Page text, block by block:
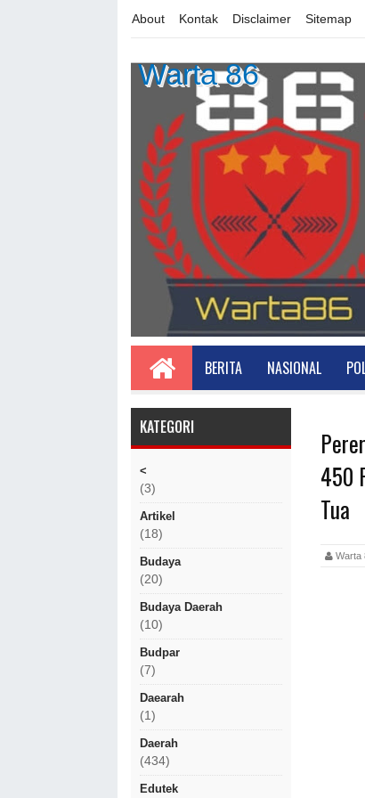
About Kontak Disclaimer Sitemap
Warta 86
BERITA NASIONAL
KATEGORI
<
(3)
Artikel
(18)
Budaya
(20)
Budaya Daerah
(10)
Budpar
(7)
Daearah
(1)
Daerah
(434)
Edutek
450
Tua